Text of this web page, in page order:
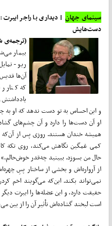
سینمای جهان| دیداری با راجر
دست‌هایش
(ترجمه‌ی
بیمار
ریو -
آن‌ها
که کنار
یادداشتش
و این احساس به تو دست ندهد که او به
او آن دست‌ها را دارد و آن چشم‌های
همیشه خندان هستند. روزی پس از
کمی غمگین نگاهش می‌کند، روی تکه
حال من بسوزد. ببینید چه‌قدر
از آرواره‌اش و بخشی از ساختار پسِ
نمی‌تواند بکند. این‌که می‌گویند اخم
حقیقت دارد، و این عضله‌ها را ایبرت
است لبخند گشاده‌اش تأثیر آن را از بین